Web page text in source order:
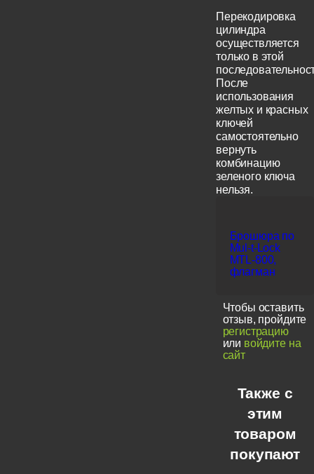
Перекодировка
цилиндра
осуществляется
только в этой
После
использования
желтых и красных
ключей
самостоятельно
вернуть
комбинацию
зеленого ключа
нельзя.
Брошюра по
Mul-t-Lock
MTL-800,
флагман
Чтобы оставить
отзыв, пройдите
регистрацию
или войдите на
сайт
Также с
этим
товаром
покупают